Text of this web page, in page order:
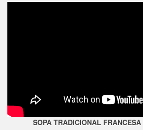
SOPA TRADICIONAL